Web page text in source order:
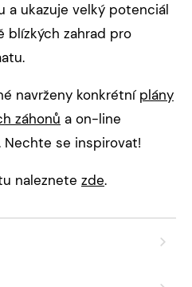
a ukazuje velký potenciál
blízkých zahrad pro
navrženy konkrétní plány
záhonů a on-line
Nechte se inspirovat!
naleznete zde.